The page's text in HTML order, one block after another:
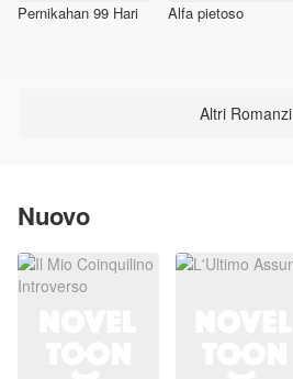
Pernikahan 99 Hari Alfa pietoso
Altri Romanzi
Nuovo